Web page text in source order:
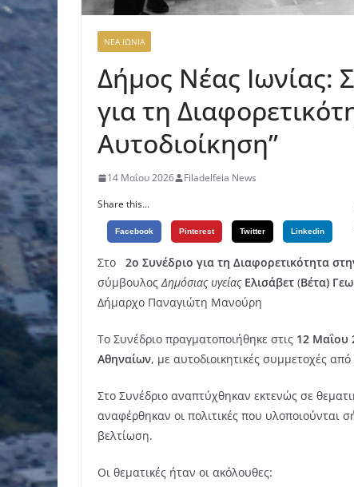
ΝΕΑ ΙΩΝΙΑ
Δήμος Νέας Ιωνίας:
για τη
Αυτοδιοίκηση”
14 Μαΐου 2026
Filadelfeia News
Share this...
Facebook Pinterest Twitter Linkedin
Στο 2ο Συνέδριο για τη Διαφορετικότητα
σύμβουλοςΔημόσιας υγείας Ελισάβετ (Βέτα)
Δήμαρχο Παναγιώτη Μανούρη
Το Συνέδριο πραγματοποιήθηκε στις 12 Μαΐου
Αθηναίων, με αυτοδιοικητικές συμμετοχές
Στο Συνέδριο αναπτύχθηκαν εκτενώς σε
αναφέρθηκαν οι πολιτικές που υλοποιούνται
βελτίωση.
Οι θεματικές ήταν οι ακόλουθες: